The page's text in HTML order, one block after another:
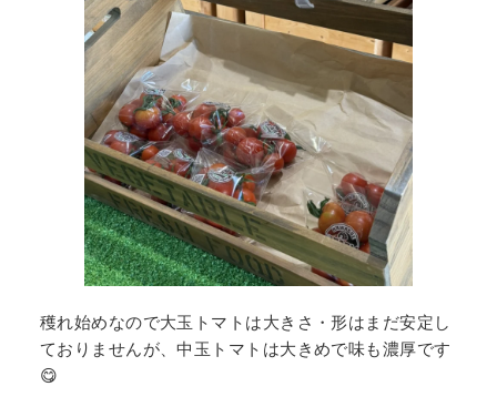
穫れ始めなので大玉トマトは大きさ・形はまだ安定し
ておりませんが、中玉トマトは大きめで味も濃厚です
😋